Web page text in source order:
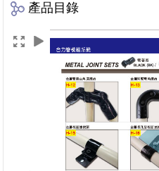
產品目錄